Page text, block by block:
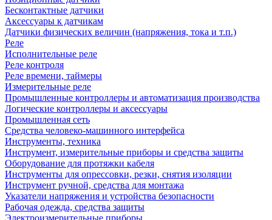
Бесконтактные датчики
Аксессуары к датчикам
Датчики физических величин (напряжения, тока и т.п.)
Реле
Исполнительные реле
Реле контроля
Реле времени, таймеры
Измерительные реле
Промышленные контроллеры и автоматизация производства
Логические контроллеры и аксессуары
Промышленная сеть
Средства человеко-машинного интерфейса
Инструменты, техника
Инструмент, измерительные приборы и средства защиты
Оборудование для протяжки кабеля
Инструменты для опрессовки, резки, снятия изоляции
Инструмент ручной, средства для монтажа
Указатели напряжения и устройства безопасности
Рабочая одежда, средства защиты
Электроизмерительные приборы